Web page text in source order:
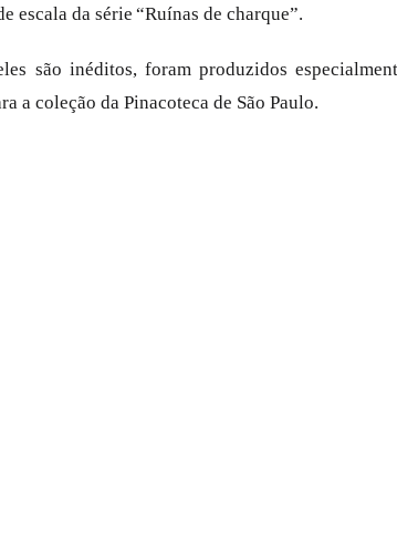
escala da série “Ruínas de charque”.
são inéditos, foram produzidos
a coleção da Pinacoteca de São Paulo.